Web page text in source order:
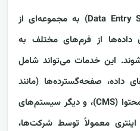
خدمات دیتا اینتری (Data Entry Services) به مجموعه‌ای از
داده‌ها از فرم‌های مختلف به
این خدمات می‌تواند شامل
داده، صفحه‌گسترده‌ها (مانند
Excel)، سیستم‌های مدیریت محتوا (CMS)، و دیگر سیستم‌های
اینتری معمولاً توسط شرکت‌ها،